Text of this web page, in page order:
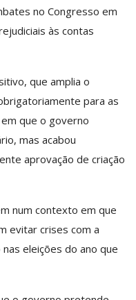
no Congresso em
às contas
que amplia o
para as
que o governo
mas acabou
aprovação de criação
num contexto em que
evitar crises com a
eleições do ano que